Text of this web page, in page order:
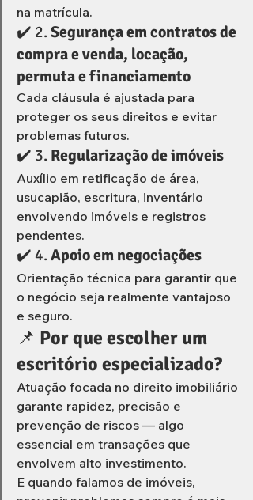
na matrícula.
✔️ 2. Segurança em contratos de
compra e venda, locação,
permuta e financiamento
Cada cláusula é ajustada para
proteger os seus direitos e evitar
problemas futuros.
✔️ 3. Regularização de imóveis
Auxílio em retificação de área,
usucapião, escritura, inventário
envolvendo imóveis e registros
pendentes.
✔️ 4. Apoio em negociações
Orientação técnica para garantir que
o negócio seja realmente vantajoso
e seguro.
📌 Por que escolher um
escritório especializado?
Atuação focada no direito imobiliário
garante rapidez, precisão e
prevenção de riscos — algo
essencial em transações que
envolvem alto investimento.
E quando falamos de imóveis,